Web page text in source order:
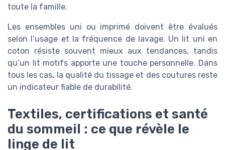
toute la famille.
Les ensembles uni ou imprimé doivent être évalués
selon l’usage et la fréquence de lavage. Un lit uni en
coton résiste souvent mieux aux tendances, tandis
qu’un lit motifs apporte une touche personnelle. Dans
tous les cas, la qualité du tissage et des coutures reste
un indicateur fiable de durabilité.
Textiles, certifications et santé
du sommeil : ce que révèle le
linge de lit